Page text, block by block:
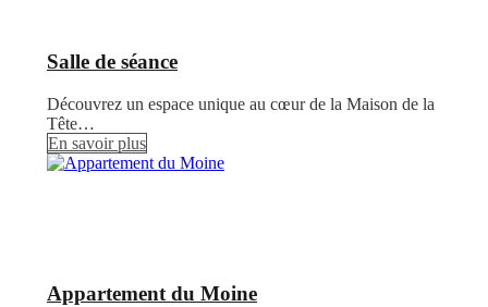
Salle de séance
Découvrez un espace unique au cœur de la Maison de la
Tête…
En savoir plus
Appartement du Moine